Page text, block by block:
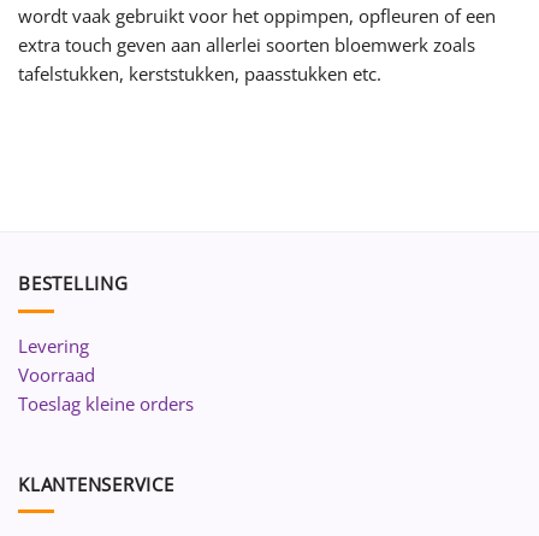
wordt vaak gebruikt voor het oppimpen, opfleuren of een
extra touch geven aan allerlei soorten bloemwerk zoals
tafelstukken, kerststukken, paasstukken etc.
BESTELLING
Levering
Voorraad
Toeslag kleine orders
KLANTENSERVICE